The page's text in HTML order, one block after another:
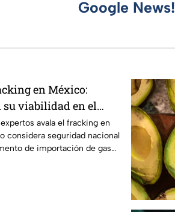
Google News!
en México:
su viabilidad en el
avala el fracking en
considera seguridad nacional
de importación de gas